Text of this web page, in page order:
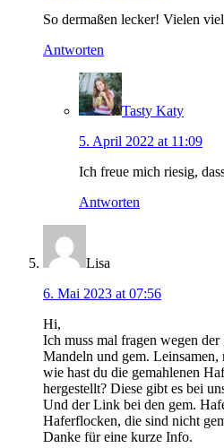
So dermaßen lecker! Vielen
Antworten
Tasty Katy
5. April 2022 at 11:09
Ich freue mich riesig,
Antworten
Lisa
6. Mai 2023 at 07:56
Hi,
Ich muss mal fragen wegen
Mandeln und gem.
wie hast du die gemahlenen
hergestellt? Diese gibt es bei
Und der Link bei den gem.
Haferflocken, die sind nicht
Danke für eine kurze Info.